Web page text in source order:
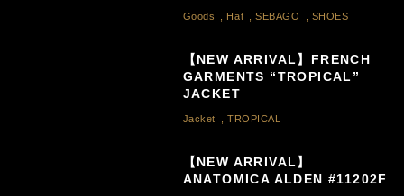
Goods Hat ,SEBAGO SHOES
【NEW ARRIVAL】FRENCH
GARMENTS “TROPICAL”
JACKET
Jacket ,TROPICAL
【NEW ARRIVAL】
ANATOMICA ALDEN #11202F